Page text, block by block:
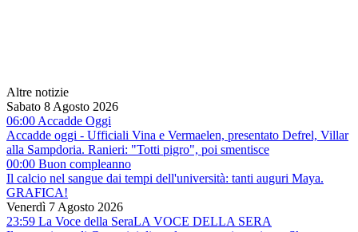
Altre notizie
Sabato 8 Agosto 2026
06:00 Accadde Oggi
Accadde oggi - Ufficiali Vina e Vermaelen, presentato Defrel, Villar
alla Sampdoria. Ranieri: "Totti pigro", poi smentisce
00:00 Buon compleanno
Il calcio nel sangue dai tempi dell'università: tanti auguri Maya.
GRAFICA!
Venerdì 7 Agosto 2026
23:59 La Voce della SeraLA VOCE DELLA SERA